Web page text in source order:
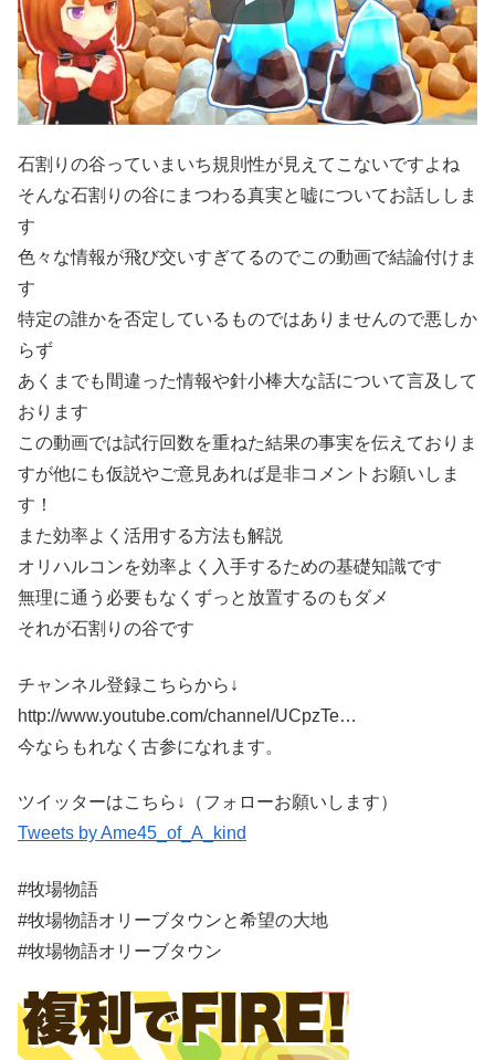
石割りの谷っていまいち規則性が見えてこないですよね
そんな石割りの谷にまつわる真実と嘘についてお話ししま
す
色々な情報が飛び交いすぎてるのでこの動画で結論付けま
す
特定の誰かを否定しているものではありませんので悪しか
らず
あくまでも間違った情報や針小棒大な話について言及して
おります
この動画では試行回数を重ねた結果の事実を伝えておりま
すが他にも仮説やご意見あれば是非コメントお願いしま
す！
また効率よく活用する方法も解説
オリハルコンを効率よく入手するための基礎知識です
無理に通う必要もなくずっと放置するのもダメ
それが石割りの谷です
チャンネル登録こちらから↓
http://www.youtube.com/channel/UCpzTe…
今ならもれなく古参になれます。
ツイッターはこちら↓（フォローお願いします）
Tweets by Ame45_of_A_kind
#牧場物語
#牧場物語オリーブタウンと希望の大地
#牧場物語オリーブタウン